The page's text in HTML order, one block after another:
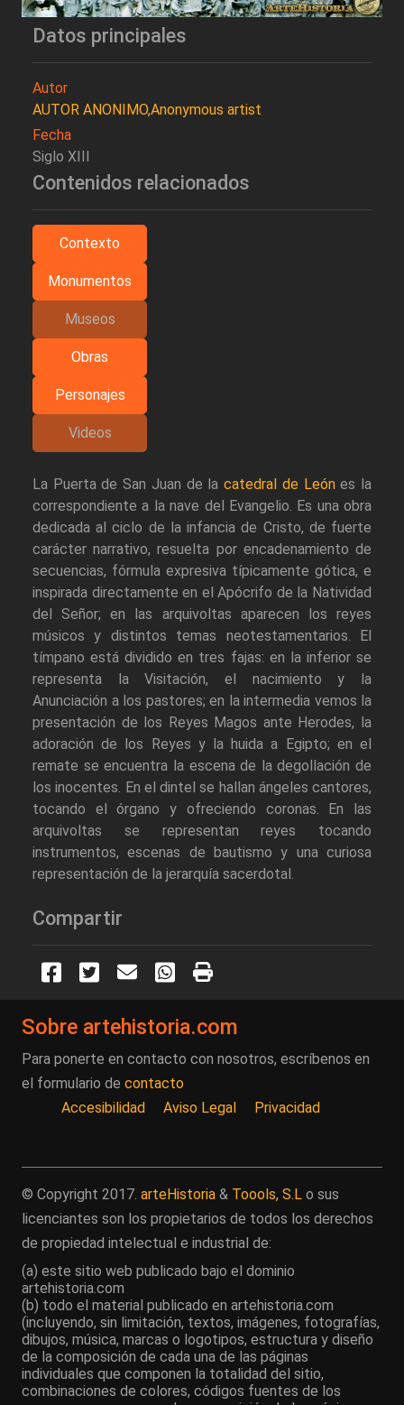
Datos principales
Autor
AUTOR ANONIMO,Anonymous artist
Fecha
Siglo XIII
Contenidos relacionados
Contexto
Monumentos
Museos
Obras
Personajes
Videos
La Puerta de San Juan de lacatedral de Leónes la
correspondiente a la nave del Evangelio. Es una obra
dedicada al ciclo de la infancia de Cristo, de fuerte
carácter narrativo, resuelta por encadenamiento de
secuencias, fórmula expresiva típicamente gótica, e
inspirada directamente en el Apócrifo de la Natividad
del Señor; en las arquivoltas aparecen los reyes
músicos y distintos temas neotestamentarios. El
tímpano está dividido en tres fajas: en la inferior se
representa la Visitación, el nacimiento y la
Anunciación a los pastores; en la intermedia vemos la
presentación de los Reyes Magos ante Herodes, la
adoración de los Reyes y la huida a Egipto; en el
remate se encuentra la escena de la degollación de
los inocentes. En el dintel se hallan ángeles cantores,
tocando el órgano y ofreciendo coronas. En las
arquivoltas se representan reyes tocando
instrumentos, escenas de bautismo y una curiosa
representación de la jerarquía sacerdotal.
Compartir
Sobre artehistoria.com
Para ponerte en contacto con nosotros, escríbenos en
el formulario de contacto
Accesibilidad
Aviso Legal Privacidad
© Copyright 2017. arteHistoria & Toools, S.L o sus
licenciantes son los propietarios de todos los derechos
de propiedad intelectual e industrial de:
(a) este sitio web publicado bajo el dominio
artehistoria.com
(b) todo el material publicado en artehistoria.com
(incluyendo, sin limitación, textos, imágenes, fotografías,
dibujos, música, marcas o logotipos, estructura y diseño
de la composición de cada una de las páginas
individuales que componen la totalidad del sitio,
combinaciones de colores, códigos fuentes de los